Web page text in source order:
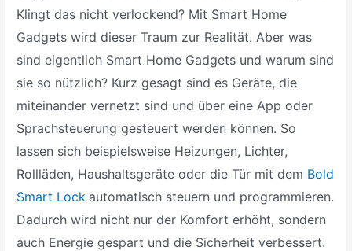
Klingt das nicht verlockend? Mit Smart Home
Gadgets wird dieser Traum zur Realität. Aber was
sind eigentlich Smart Home Gadgets und warum sind
sie so nützlich? Kurz gesagt sind es Geräte, die
miteinander vernetzt sind und über eine App oder
Sprachsteuerung gesteuert werden können. So
lassen sich beispielsweise Heizungen, Lichter,
Rollläden, Haushaltsgeräte oder die Tür mit dem Bold
Smart Lock automatisch steuern und programmieren.
Dadurch wird nicht nur der Komfort erhöht, sondern
auch Energie gespart und die Sicherheit verbessert.